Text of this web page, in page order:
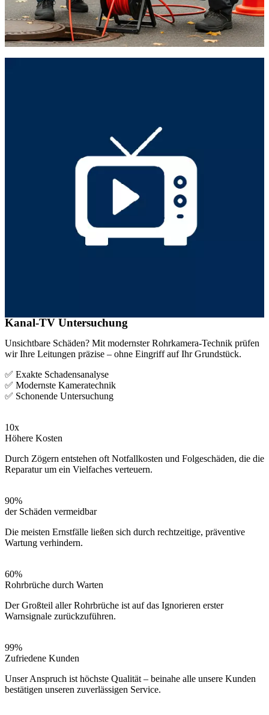
Kanal-TV Untersuchung
Unsichtbare Schäden? Mit modernster Rohrkamera-Technik prüfen
wir Ihre Leitungen präzise – ohne Eingriff auf Ihr Grundstück.
✅ Exakte Schadensanalyse
✅ Modernste Kameratechnik
✅ Schonende Untersuchung
10x
Höhere Kosten
Durch Zögern entstehen oft Notfallkosten und Folgeschäden, die die
Reparatur um ein Vielfaches verteuern.
90%
der Schäden vermeidbar
Die meisten Ernstfälle ließen sich durch rechtzeitige, präventive
Wartung verhindern.
60%
Rohrbrüche durch Warten
Der Großteil aller Rohrbrüche ist auf das Ignorieren erster
Warnsignale zurückzuführen.
99%
Zufriedene Kunden
Unser Anspruch ist höchste Qualität – beinahe alle unsere Kunden
bestätigen unseren zuverlässigen Service.